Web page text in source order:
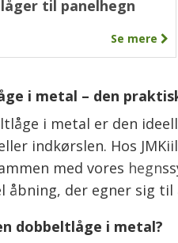
til panelhegn
Se mere
i metal – den
i metal er den
indkørslen. Hos
med vores hegn
åbning, der egner sig
dobbeltlåge i metal?